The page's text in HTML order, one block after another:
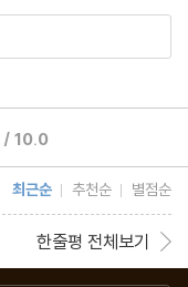
/ 10.0
최근순 추천순 별점순
한줄평 전체보기